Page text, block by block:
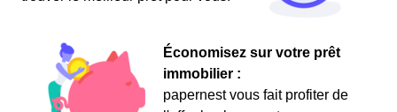
Économisez sur votre prêt
immobilier :
papernest vous fait profiter de